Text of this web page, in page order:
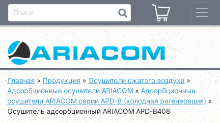
Главная » Продукция » Осушители сжатого воздуха »
Адсорбционные осушители ARIACOM » Адсорбционные
осушители ARIACOM серии APD-B (холодная регенерация) »
Осушитель адсорбционный ARIACOM APD-B408